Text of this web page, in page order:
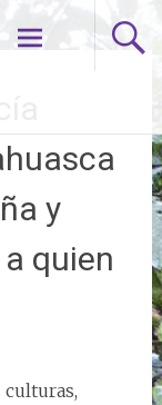
y
quien